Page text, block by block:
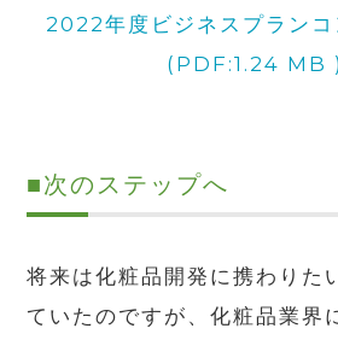
2022年度ビジネスプランコ
(PDF:1.24 MB )
■次のステップへ
将来は化粧品開発に携わりた
ていたのですが、化粧品業界